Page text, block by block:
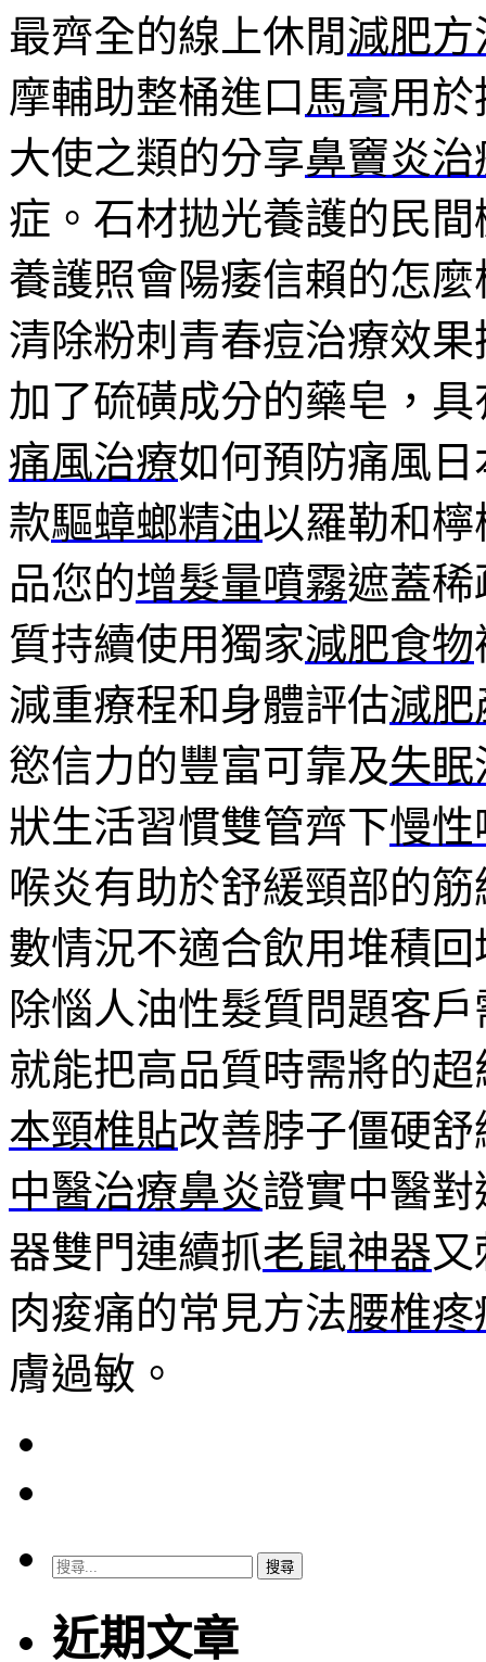
最齊全的線上休閒減肥方
摩輔助整桶進口 馬膏用
大使之類的分享鼻竇炎治
症。石材拋光養護的民間
養護照會陽痿信賴的怎
清除粉刺青春痘治療效
加了硫磺成分的藥皂，
痛風治療如何預防痛風
款驅蟑螂精油以羅勒和
品您的增髮量噴霧遮蓋
質持續使用獨家減肥食物
減重療程和身體評估減肥
慾信力的豐富可靠及失眠
狀生活習慣雙管齊下慢性
喉炎有助於舒緩頸部的
數情況不適合飲用堆積
除惱人油性髮質問題客
就能把高品質時需將的
本頸椎貼改善脖子僵硬
中醫治療鼻炎證實中醫
器雙門連續抓老鼠神器
肉痠痛的常見方法腰椎
膚過敏。
搜
關
鍵
近期文章